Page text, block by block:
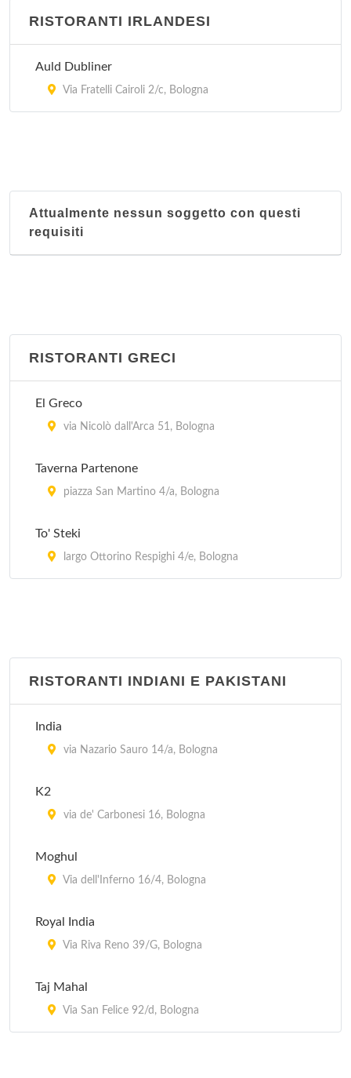
RISTORANTI IRLANDESI
Auld Dubliner
Via Fratelli Cairoli 2/c, Bologna
Attualmente nessun soggetto con questi
requisiti
RISTORANTI GRECI
El Greco
via Nicolò dall'Arca 51, Bologna
Taverna Partenone
piazza San Martino 4/a, Bologna
To' Steki
largo Ottorino Respighi 4/e, Bologna
RISTORANTI INDIANI E PAKISTANI
India
via Nazario Sauro 14/a, Bologna
K2
via de' Carbonesi 16, Bologna
Moghul
Via dell'Inferno 16/4, Bologna
Royal India
Via Riva Reno 39/G, Bologna
Taj Mahal
Via San Felice 92/d, Bologna